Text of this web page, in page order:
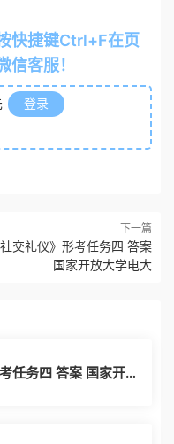
快捷键Ctrl+F在页
信客服！
登录
下一篇
社交礼仪》形考任务四 答案
国家开放大学电大
任务四 答案 国家开放